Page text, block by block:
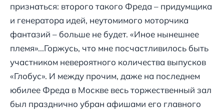
признаться: второго такого Фреда – придумщика
и генератора идей, неутомимого моторчика
фантазий – больше не будет. «Иное нынешнее
племя»...Горжусь, что мне посчастливилось быть
участником невероятного количества выпусков
«Глобус». И между прочим, даже на последнем
юбилее Фреда в Москве весь торжественный зал
был празднично убран афишами его главного